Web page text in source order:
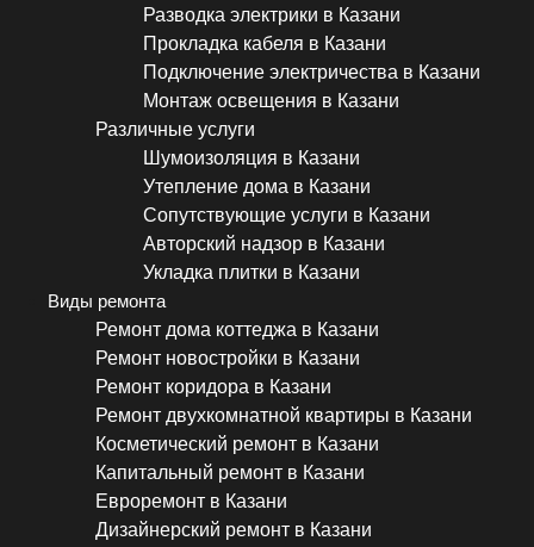
Разводка электрики в Казани
Прокладка кабеля в Казани
Подключение электричества в Казани
Монтаж освещения в Казани
Различные услуги
Шумоизоляция в Казани
Утепление дома в Казани
Сопутствующие услуги в Казани
Авторский надзор в Казани
Укладка плитки в Казани
Виды ремонта
Ремонт дома коттеджа в Казани
Ремонт новостройки в Казани
Ремонт коридора в Казани
Ремонт двухкомнатной квартиры в Казани
Косметический ремонт в Казани
Капитальный ремонт в Казани
Евроремонт в Казани
Дизайнерский ремонт в Казани